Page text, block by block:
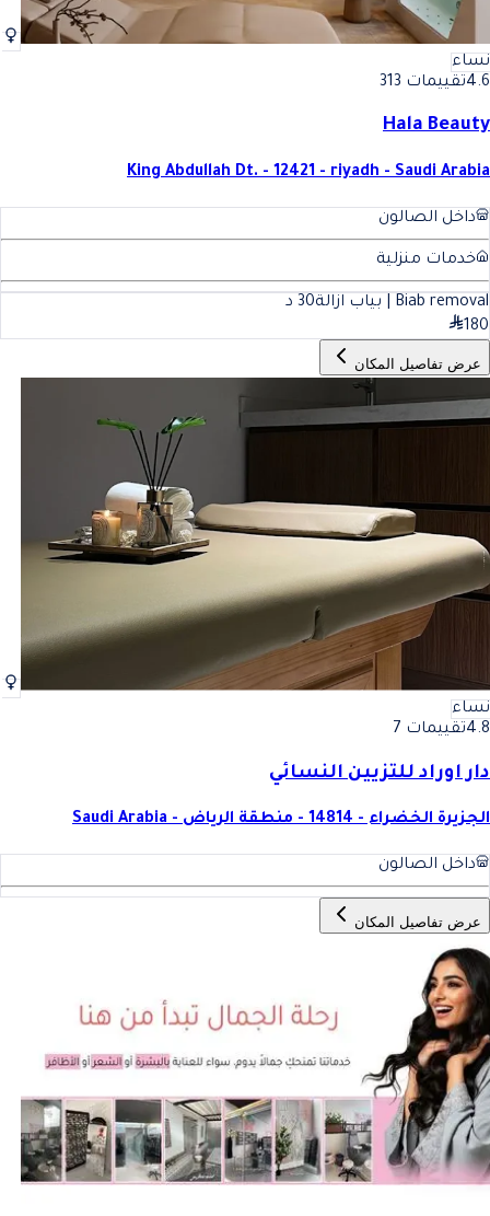
نساء
4.6تقييمات 313
Hala Beauty
King Abdullah Dt. - 12421 - riyadh - Saudi Arabia
داخل الصالون
خدمات منزلية
Biab removal | بياب ازالة 30 د
180
عرض تفاصيل المكان
نساء
4.8تقييمات 7
دار اوراد للتزيين النسائي
الجزيرة الخضراء - 14814 - منطقة الرياض - Saudi Arabia
داخل الصالون
عرض تفاصيل المكان